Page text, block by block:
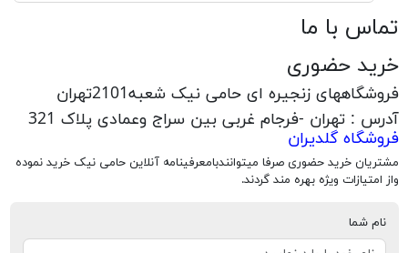
تماس با ما
خرید حضوری‌
فروشگاههای زنجیره ای حامی نیک شعبه2101تهران
آدرس : تهران -فرجام غربی بین سراج وعمادی پلاک 321
فروشگاه گلدیران
مشتریان خرید حضوری صرفا میتوانندبامعرفینامه آنلاین حامی نیک خرید نموده
واز امتیازات ویژه بهره مند گردند.
نام شما